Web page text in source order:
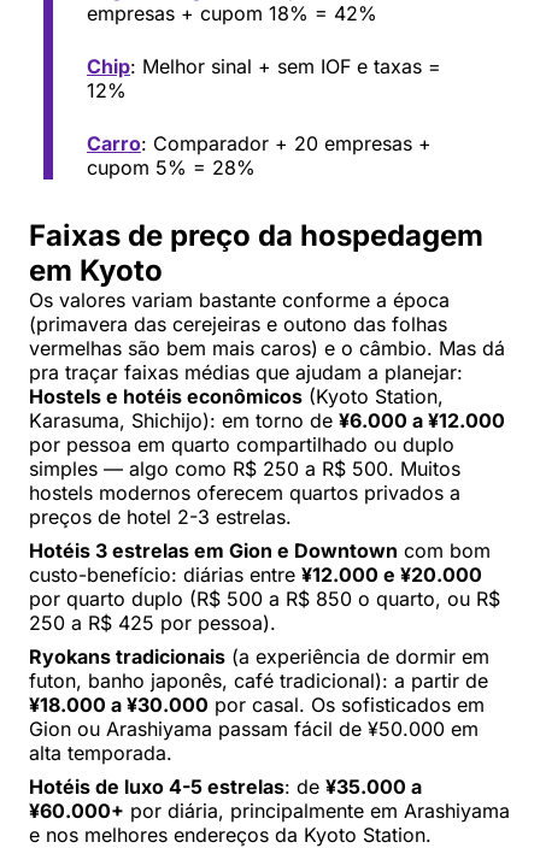
empresas + cupom 18% = 42%
Chip: Melhor sinal + sem IOF e taxas =
12%
Carro: Comparador + 20 empresas +
cupom 5% = 28%
Faixas de preço da hospedagem
em Kyoto
Os valores variam bastante conforme a época
(primavera das cerejeiras e outono das folhas
vermelhas são bem mais caros) e o câmbio. Mas dá
pra traçar faixas médias que ajudam a planejar:
Hostels e hotéis econômicos (Kyoto Station,
Karasuma, Shichijo): em torno de ¥6.000 a ¥12.000
por pessoa em quarto compartilhado ou duplo
simples — algo como R$ 250 a R$ 500. Muitos
hostels modernos oferecem quartos privados a
preços de hotel 2-3 estrelas.
Hotéis 3 estrelas em Gion e Downtown com bom
custo-benefício: diárias entre ¥12.000 e ¥20.000
por quarto duplo (R$ 500 a R$ 850 o quarto, ou R$
250 a R$ 425 por pessoa).
Ryokans tradicionais (a experiência de dormir em
futon, banho japonês, café tradicional): a partir de
¥18.000 a ¥30.000 por casal. Os sofisticados em
Gion ou Arashiyama passam fácil de ¥50.000 em
alta temporada.
Hotéis de luxo 4-5 estrelas: de ¥35.000 a
¥60.000+ por diária, principalmente em Arashiyama
e nos melhores endereços da Kyoto Station.